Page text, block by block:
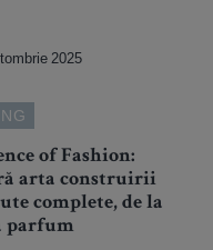
2025
of Fashion:
arta construirii
complete, de la
parfum